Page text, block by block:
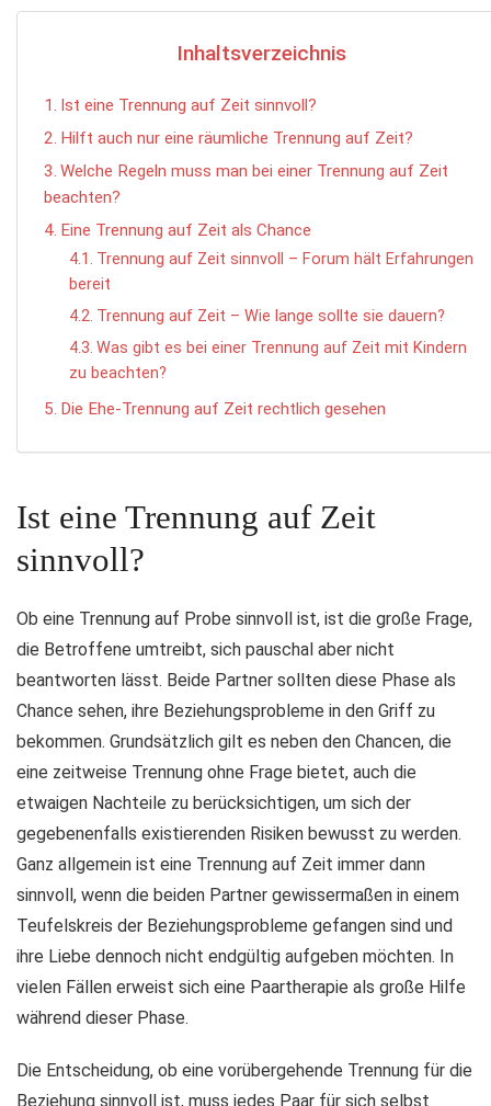
Inhaltsverzeichnis
Ist eine Trennung auf Zeit sinnvoll?
Hilft auch nur eine räumliche Trennung auf Zeit?
Welche Regeln muss man bei einer Trennung auf Zeit
beachten?
Eine Trennung auf Zeit als Chance
Trennung auf Zeit sinnvoll – Forum hält Erfahrungen
bereit
Trennung auf Zeit – Wie lange sollte sie dauern?
Was gibt es bei einer Trennung auf Zeit mit Kindern
zu beachten?
Die Ehe-Trennung auf Zeit rechtlich gesehen
Ist eine Trennung auf Zeit
sinnvoll?
Ob eine Trennung auf Probe sinnvoll ist, ist die große Frage,
die Betroffene umtreibt, sich pauschal aber nicht
beantworten lässt. Beide Partner sollten diese Phase als
Chance sehen, ihre Beziehungsprobleme in den Griff zu
bekommen. Grundsätzlich gilt es neben den Chancen, die
eine zeitweise Trennung ohne Frage bietet, auch die
etwaigen Nachteile zu berücksichtigen, um sich der
gegebenenfalls existierenden Risiken bewusst zu werden.
Ganz allgemein ist eine Trennung auf Zeit immer dann
sinnvoll, wenn die beiden Partner gewissermaßen in einem
Teufelskreis der Beziehungsprobleme gefangen sind und
ihre Liebe dennoch nicht endgültig aufgeben möchten. In
vielen Fällen erweist sich eine Paartherapie als große Hilfe
während dieser Phase.
Die Entscheidung, ob eine vorübergehende Trennung für die
Beziehung sinnvoll ist, muss jedes Paar für sich selbst